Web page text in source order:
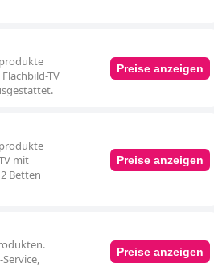
TV
Preise anzeigen
mit
Betten
Preise anzeigen
Preise anzeigen